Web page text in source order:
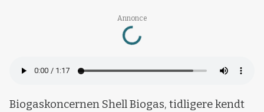
Annonce
Loading...
Biogaskoncernen Shell Biogas, tidligere kendt